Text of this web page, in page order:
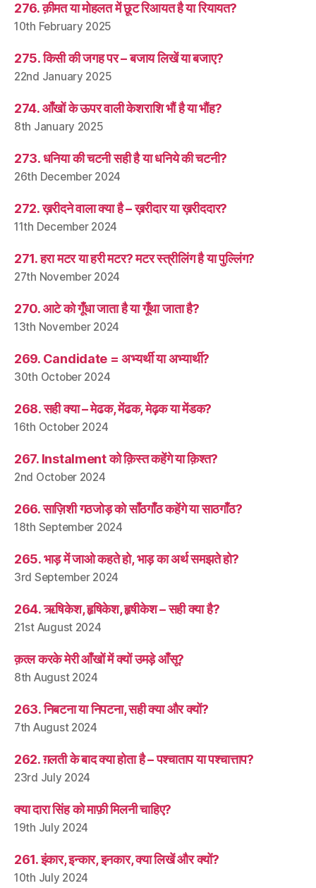
276. क़ीमत या मोहलत में छूट रिआयत है या रियायत?
10th February 2025
275. किसी की जगह पर – बजाय लिखें या बजाए?
22nd January 2025
274. आँखों के ऊपर वाली केशराशि भौं है या भौंह?
8th January 2025
273. धनिया की चटनी सही है या धनिये की चटनी?
26th December 2024
272. ख़रीदने वाला क्या है – ख़रीदार या ख़रीददार?
11th December 2024
271. हरा मटर या हरी मटर? मटर स्त्रीलिंग है या पुल्लिंग?
27th November 2024
270. आटे को गूँधा जाता है या गूँथा जाता है?
13th November 2024
269. Candidate = अभ्यर्थी या अभ्यार्थी?
30th October 2024
268. सही क्या – मेढक, मेंढक, मेढ़क या मेंडक?
16th October 2024
267. Instalment को क़िस्त कहेंगे या क़िश्त?
2nd October 2024
266. साज़िशी गठजोड़ को साँठगाँठ कहेंगे या साठगाँठ?
18th September 2024
265. भाड़ में जाओ कहते हो, भाड़ का अर्थ समझते हो?
3rd September 2024
264. ऋषिकेश, हृषिकेश, हृषीकेश – सही क्या है?
21st August 2024
क़त्ल करके मेरी आँखों में क्यों उमड़े आँसू?
8th August 2024
263. निबटना या निपटना, सही क्या और क्यों?
7th August 2024
262. ग़लती के बाद क्या होता है – पश्चाताप या पश्चात्ताप?
23rd July 2024
क्या दारा सिंह को माफ़ी मिलनी चाहिए?
19th July 2024
261. इंकार, इन्कार, इनकार, क्या लिखें और क्यों?
10th July 2024